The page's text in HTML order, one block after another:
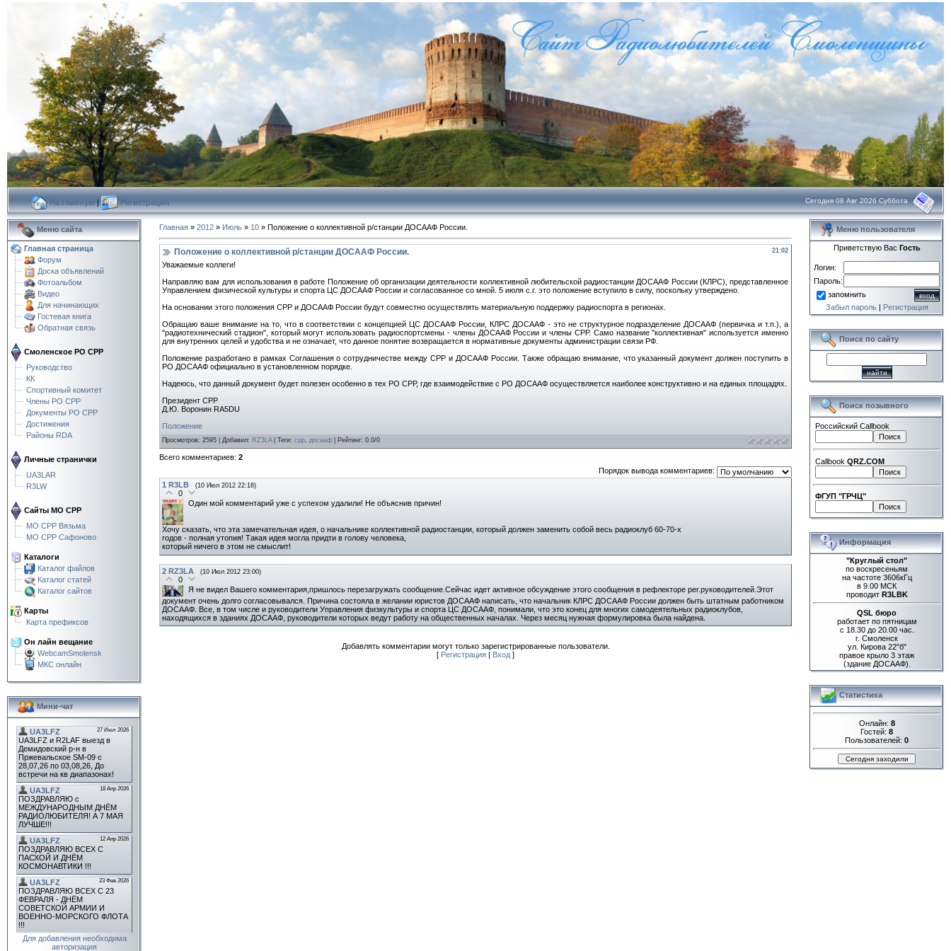
На главную| Регистрация Сегодня 08 Авг 2026 Суббота
Меню сайта
Главная страница
Форум
Доска объявлений
Фотоальбом
Видео
Для начинающих
Гостевая книга
Обратная связь
Смоленское РО СРР
Руководство
КК
Спортивный комитет
Члены РО СРР
Документы РО СРР
Достижения
Районы RDA
Личные странички
UA3LAR
R3LW
Сайты МО СРР
МО СРР Вязьма
МО СРР Сафоново
Каталоги
Каталог файлов
Каталог статей
Каталог сайтов
Карты
Карта префиксов
Он лайн вещание
WebcamSmolensk
МКС онлайн
Мини-чат
Для добавления необходима
авторизация
Главная » 2012 » Июль » 10 » Положение о коллективной р/станции ДОСААФ России.
21:02
Положение о коллективной р/станции ДОСААФ России.
Уважаемые коллеги!
Направляю вам для использования в работе Положение об организации деятельности коллективной любительской радиостанции ДОСААФ России (КЛРС), представленное
Управлением физической культуры и спорта ЦС ДОСААФ России и согласованное со мной. 5 июля с.г. это положение вступило в силу, поскольку утверждено.
На основании этого положения СРР и ДОСААФ России будут совместно осуществлять материальную поддержку радиоспорта в регионах.
Обращаю ваше внимание на то, что в соответствии с концепцией ЦС ДОСААФ России, КЛРС ДОСААФ - это не структурное подразделение ДОСААФ (первичка и т.п.), а
"радиотехнический стадион", который могут использовать радиоспортсмены - члены ДОСААФ России и члены СРР. Само название "коллективная" используется именно
для внутренних целей и удобства и не означает, что данное понятие возвращается в нормативные документы администрации связи РФ.
Положение разработано в рамках Соглашения о сотрудничестве между СРР и ДОСААФ России. Также обращаю внимание, что указанный документ должен поступить в
РО ДОСААФ официально в установленном порядке.
Надеюсь, что данный документ будет полезен особенно в тех РО СРР, где взаимодействие с РО ДОСААФ осуществляется наиболее конструктивно и на единых площадях.
Президент СРР
Д.Ю. Воронин RA5DU
Положение
Просмотров: 2595 Добавил: RZ3LA Теги: срр досааф Рейтинг: 0.0/0
Всего комментариев: 2
Порядок вывода комментариев:
1 R3LB (10 Июл 2012 22:18)
0
Один мой комментарий уже с успехом удалили! Не объяснив причин!
Хочу сказать, что эта замечательная идея, о начальнике коллективной радиостанции, который должен заменить собой весь радиоклуб 60-70-х
годов - полная утопия! Такая идея могла придти в голову человека,
который ничего в этом не смыслит!
2 RZ3LA (10 Июл 2012 23:00)
0
Я не видел Вашего комментария,пришлось перезагружать сообщение.Сейчас идет активное обсуждение этого сообщения в рефлекторе рег.руководителей.Этот
документ очень долго согласовывался. Причина состояла в желании юристов ДОСААФ написать, что начальник КЛРС ДОСААФ России должен быть штатным работником
ДОСААФ. Все, в том числе и руководители Управления физкультуры и спорта ЦС ДОСААФ, понимали, что это конец для многих самодеятельных радиоклубов,
находящихся в зданиях ДОСААФ, руководители которых ведут работу на общественных началах. Через месяц нужная формулировка была найдена.
Добавлять комментарии могут только зарегистрированные пользователи.
[ Регистрация | Вход ]
Меню пользователя
Приветствую Вас Гость
Логин:
Пароль:
запомнить
Забыл пароль| Регистрация
Поиск по сайту
Поиск позывного
Российский Callbook
Callbook QRZ.COM
ФГУП "ГРЧЦ"
Информация
"Круглый стол"
по воскресеньям
на частоте 3606кГц
в 9.00 МСК
проводит R3LBK
QSL бюро
работает по пятницам
с 18.30 до 20.00 час.
г. Смоленск
ул. Кирова 22"б"
правое крыло 3 этаж
(здание ДОСААФ).
Статистика
Онлайн: 8
Гостей: 8
Пользователей: 0